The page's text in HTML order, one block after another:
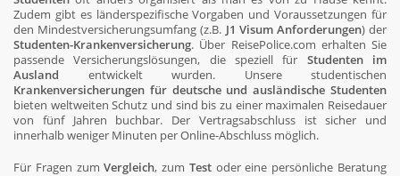
Zudem gibt es länderspezifische Vorgaben und Voraussetzungen für
den Mindestversicherungsumfang (z.B. J1 Visum Anforderungen) der
Studenten-Krankenversicherung. Über ReisePolice.com erhalten Sie
passende Versicherungslösungen, die speziell für Studenten im
Ausland entwickelt wurden. Unsere studentischen
Krankenversicherungen für deutsche und ausländische Studenten
bieten weltweiten Schutz und sind bis zu einer maximalen Reisedauer
von fünf Jahren buchbar. Der Vertragsabschluss ist sicher und
innerhalb weniger Minuten per Online-Abschluss möglich.
Für Fragen zumVergleich, zum Testoder eine persönliche Beratung